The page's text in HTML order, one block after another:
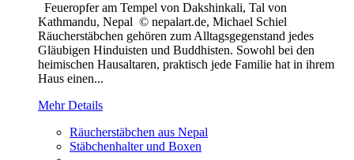
Feueropfer am Tempel von Dakshinkali, Tal von
Kathmandu, Nepal © nepalart.de, Michael Schiel
Räucherstäbchen gehören zum Alltagsgegenstand jedes
Gläubigen Hinduisten und Buddhisten. Sowohl bei den
heimischen Hausaltaren, praktisch jede Familie hat in ihrem
Haus einen...
Mehr Details
Räucherstäbchen aus Nepal
Stäbchenhalter und Boxen